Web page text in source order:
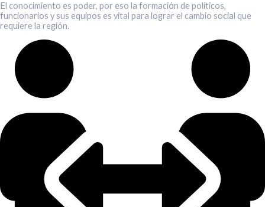
El conocimiento es poder, por eso la formación de políticos,
funcionarios y sus equipos es vital para lograr el cambio social que
requiere la región.